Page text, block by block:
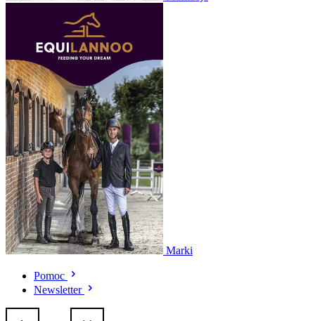
Marki
Pomoc
Newsletter